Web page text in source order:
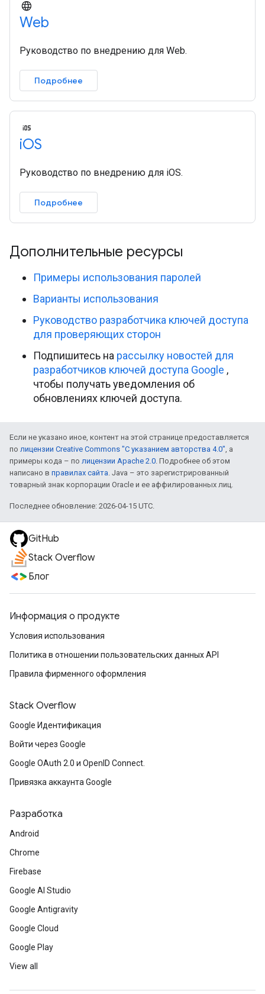
Web
Руководство по внедрению для Web.
Подробнее
iOS
Руководство по внедрению для iOS.
Подробнее
Дополнительные ресурсы
Примеры использования паролей
Варианты использования
Руководство разработчика ключей доступа
для проверяющих сторон
Подпишитесь на рассылку новостей для
разработчиков ключей доступа Google ,
чтобы получать уведомления об
обновлениях ключей доступа.
Если не указано иное, контент на этой странице предоставляется
по лицензии Creative Commons "С указанием авторства 4.0", а
примеры кода – по лицензии Apache 2.0. Подробнее об этом
написано в правилах сайта. Java – это зарегистрированный
товарный знак корпорации Oracle и ее аффилированных лиц.
Последнее обновление: 2026-04-15 UTC.
GitHub
Stack Overflow
Блог
Информация о продукте
Условия использования
Политика в отношении пользовательских данных API
Правила фирменного оформления
Stack Overflow
Google Идентификация
Войти через Google
Google OAuth 2.0 и OpenID Connect.
Привязка аккаунта Google
Разработка
Android
Chrome
Firebase
Google AI Studio
Google Antigravity
Google Cloud
Google Play
View all